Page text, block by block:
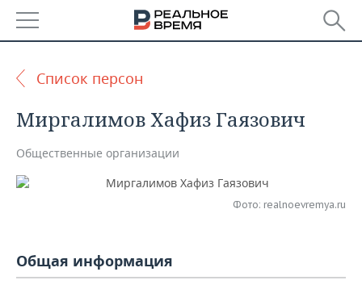
ТАТАРСТАН
АНАЛИТИКА
ВУЗЫ ТАТАРСТАНА
БАНКИ
ПРОМЫШЛЕННОСТИ
НОВОСТИ НЕДВИЖИМОСТИ
АВТО
Список персон
Миргалимов Хафиз Гаязович
Общественные организации
Фото: realnoevremya.ru
Общая информация